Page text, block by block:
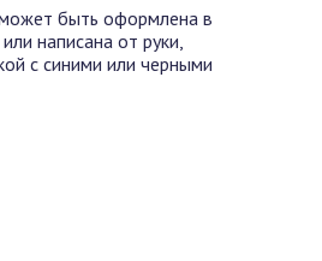
быть оформлена в
написана от руки,
с синими или черными